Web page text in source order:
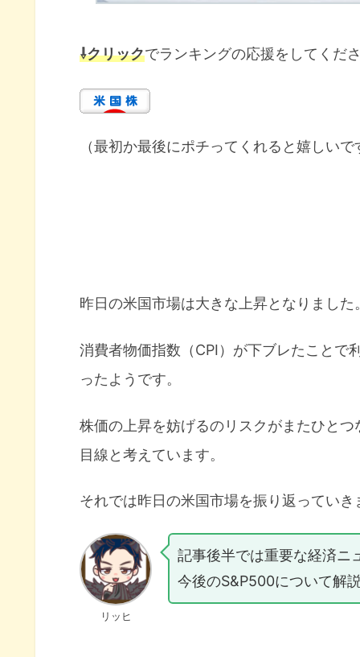
⇩クリックでランキングの応援をしてくだ
（最初か最後にポチってくれると嬉しいで
昨日の米国市場は大きな上昇となりました
消費者物価指数（CPI）が下ブレたことで
ったようです。
株価の上昇を妨げるのリスクがまたひと
目線と考えています。
それでは昨日の米国市場を振り返っていき
リッヒ
記事後半では重要な経済ニ
今後のS&P500について解